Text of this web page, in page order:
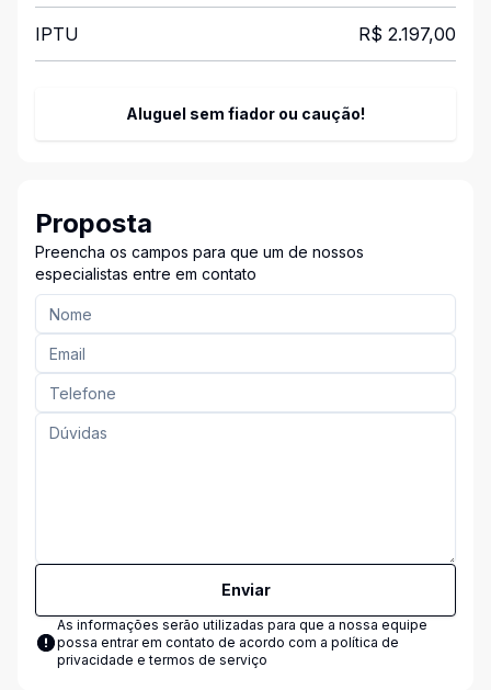
IPTU R$ 2.197,00
Aluguel sem fiador ou caução!
Proposta
Preencha os campos para que um de nossos
especialistas entre em contato
Enviar
As informações serão utilizadas para que a nossa equipe
possa entrar em contato de acordo com a política de
privacidade e termos de serviço